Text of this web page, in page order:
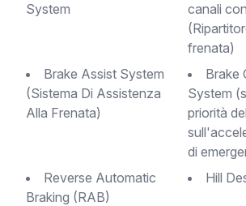
System
canali
frenata)
Brake Assist System
(Sistema Di Assistenza
Alla Frenata)
Brake Override
System
priorità
di
Reverse Automatic
Braking (RAB)
Hill